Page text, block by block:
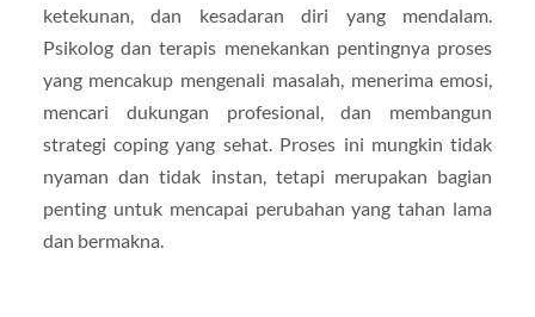
ketekunan, dan kesadaran diri yang mendalam.
Psikolog dan terapis menekankan pentingnya proses
yang mencakup mengenali masalah, menerima emosi,
mencari dukungan profesional, dan membangun
strategi coping yang sehat. Proses ini mungkin tidak
nyaman dan tidak instan, tetapi merupakan bagian
penting untuk mencapai perubahan yang tahan lama
dan bermakna.